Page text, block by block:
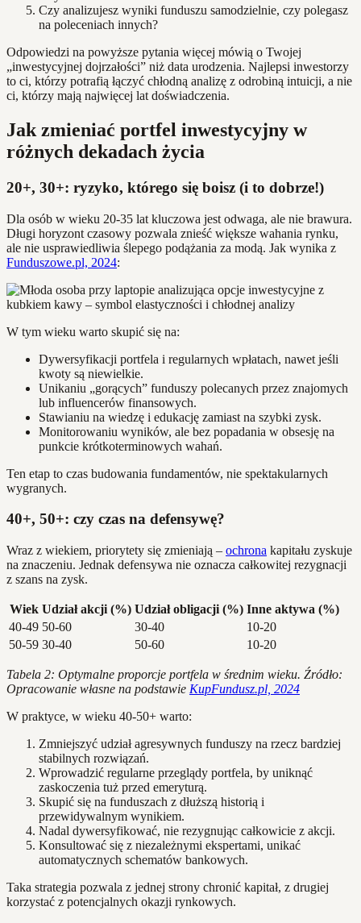
Czy analizujesz wyniki funduszu samodzielnie, czy polegasz
na poleceniach innych?
Odpowiedzi na powyższe pytania więcej mówią o Twojej
„inwestycyjnej dojrzałości” niż data urodzenia. Najlepsi inwestorzy
to ci, którzy potrafią łączyć chłodną analizę z odrobiną intuicji, a nie
ci, którzy mają najwięcej lat doświadczenia.
Jak zmieniać portfel inwestycyjny w
różnych dekadach życia
20+, 30+: ryzyko, którego się boisz (i to dobrze!)
Dla osób w wieku 20-35 lat kluczowa jest odwaga, ale nie brawura.
Długi horyzont czasowy pozwala znieść większe wahania rynku,
ale nie usprawiedliwia ślepego podążania za modą. Jak wynika z
Funduszowe.pl, 2024:
W tym wieku warto skupić się na:
Dywersyfikacji portfela i regularnych wpłatach, nawet jeśli
kwoty są niewielkie.
Unikaniu „gorących” funduszy polecanych przez znajomych
lub influencerów finansowych.
Stawianiu na wiedzę i edukację zamiast na szybki zysk.
Monitorowaniu wyników, ale bez popadania w obsesję na
punkcie krótkoterminowych wahań.
Ten etap to czas budowania fundamentów, nie spektakularnych
wygranych.
40+, 50+: czy czas na defensywę?
Wraz z wiekiem, priorytety się zmieniają – ochrona kapitału zyskuje
na znaczeniu. Jednak defensywa nie oznacza całkowitej rezygnacji
z szans na zysk.
Wiek Udział akcji (%) Udział obligacji (%) Inne aktywa (%)
40-49 50-60 30-40
10-20
50-59 30-40 50-60 10-20
Tabela 2: Optymalne proporcje portfela w średnim wieku. Źródło:
Opracowanie własne na podstawie KupFundusz.pl, 2024
W praktyce, w wieku 40-50+ warto:
Zmniejszyć udział agresywnych funduszy na rzecz bardziej
stabilnych rozwiązań.
Wprowadzić regularne przeglądy portfela, by uniknąć
zaskoczenia tuż przed emeryturą.
Skupić się na funduszach z dłuższą historią i
przewidywalnym wynikiem.
Nadal dywersyfikować, nie rezygnując całkowicie z akcji.
Konsultować się z niezależnymi ekspertami, unikać
automatycznych schematów bankowych.
Taka strategia pozwala z jednej strony chronić kapitał, z drugiej
korzystać z potencjalnych okazji rynkowych.